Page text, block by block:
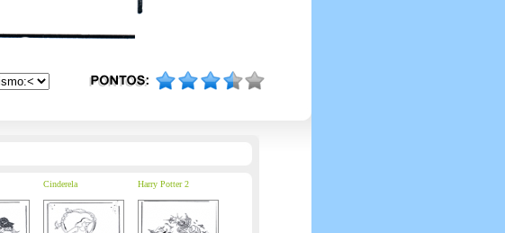
Cinderela Harry Potter 2